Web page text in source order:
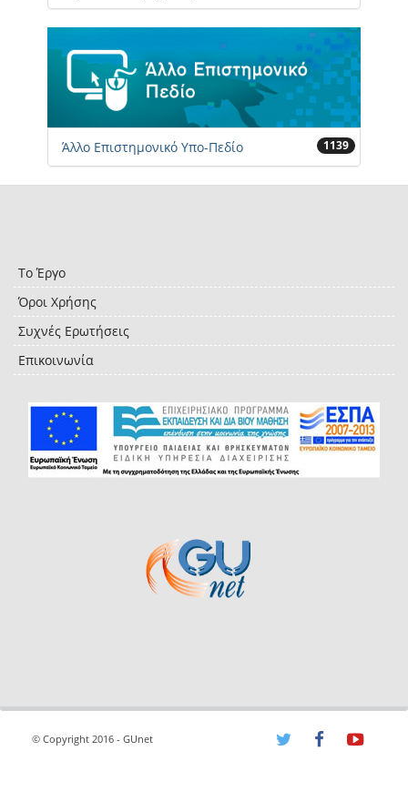
Άλλο Επιστημονικό Υπο-Πεδίο 1139
Το Έργο
Όροι Χρήσης
Συχνές Ερωτήσεις
Επικοινωνία
© Copyright 2016 - GUnet